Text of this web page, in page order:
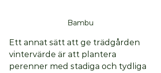
Bambu
Ett annat sätt att ge trädgården
vintervärde är att plantera
perenner med stadiga och tydliga